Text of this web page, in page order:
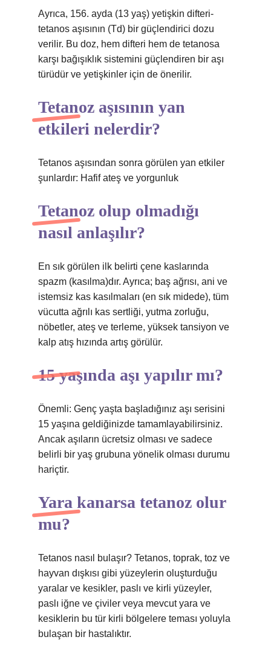
Ayrıca, 156. ayda (13 yaş) yetişkin difteri-
tetanos aşısının (Td) bir güçlendirici dozu
verilir. Bu doz, hem difteri hem de tetanosa
karşı bağışıklık sistemini güçlendiren bir aşı
türüdür ve yetişkinler için de önerilir.
Tetanoz aşısının yan
etkileri nelerdir?
Tetanos aşısından sonra görülen yan etkiler
şunlardır: Hafif ateş ve yorgunluk
Tetanoz olup olmadığı
nasıl anlaşılır?
En sık görülen ilk belirti çene kaslarında
spazm (kasılma)dır. Ayrıca; baş ağrısı, ani ve
istemsiz kas kasılmaları (en sık midede), tüm
vücutta ağrılı kas sertliği, yutma zorluğu,
nöbetler, ateş ve terleme, yüksek tansiyon ve
kalp atış hızında artış görülür.
15 yaşında aşı yapılır mı?
Önemli: Genç yaşta başladığınız aşı serisini
15 yaşına geldiğinizde tamamlayabilirsiniz.
Ancak aşıların ücretsiz olması ve sadece
belirli bir yaş grubuna yönelik olması durumu
hariçtir.
Yara kanarsa tetanoz olur
mu?
Tetanos nasıl bulaşır? Tetanos, toprak, toz ve
hayvan dışkısı gibi yüzeylerin oluşturduğu
yaralar ve kesikler, paslı ve kirli yüzeyler,
paslı iğne ve çiviler veya mevcut yara ve
kesiklerin bu tür kirli bölgelere teması yoluyla
bulaşan bir hastalıktır.